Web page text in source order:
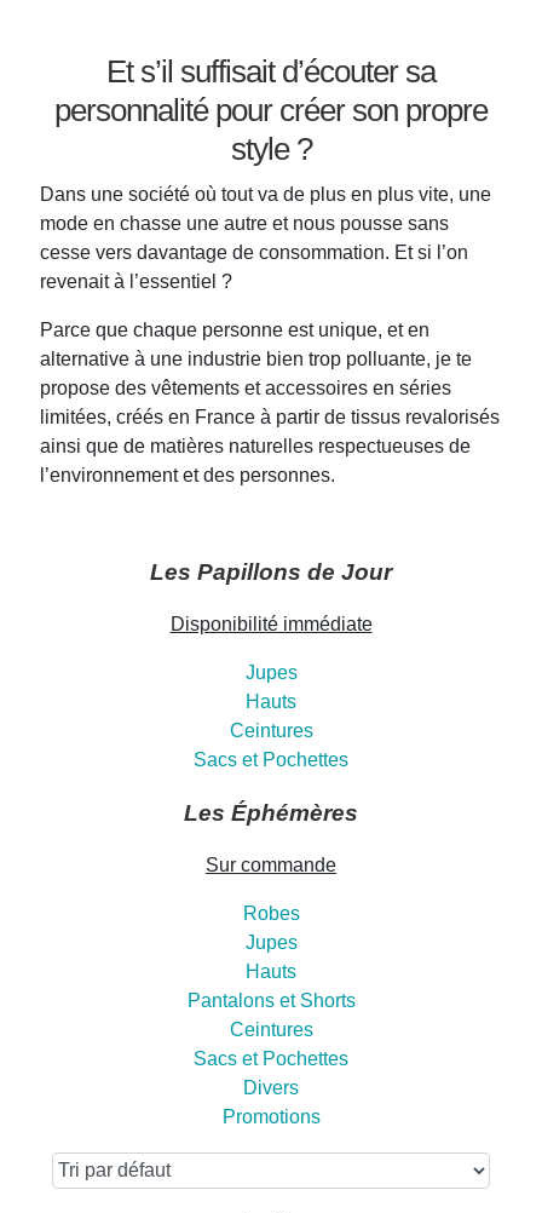
Et s’il suffisait d’écouter sa
personnalité pour créer son propre
style ?
Dans une société où tout va de plus en plus vite, une
mode en chasse une autre et nous pousse sans
cesse vers davantage de consommation. Et si l’on
revenait à l’essentiel ?
Parce que chaque personne est unique, et en
alternative à une industrie bien trop polluante, je te
propose des vêtements et accessoires en séries
limitées, créés en France à partir de tissus revalorisés
ainsi que de matières naturelles respectueuses de
l’environnement et des personnes.
Les Papillons de Jour
Disponibilité immédiate
Jupes
Hauts
Ceintures
Sacs et Pochettes
Les Éphémères
Sur commande
Robes
Jupes
Hauts
Pantalons et Shorts
Ceintures
Sacs et Pochettes
Divers
Promotions